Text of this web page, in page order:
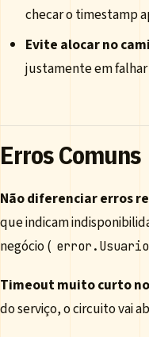
checar o timestamp
Evite alocar no
justamente em
Erros Comuns
Não diferenciar erros
que indicam
negócio (
Timeout muito curto
do serviço, o circuito vai